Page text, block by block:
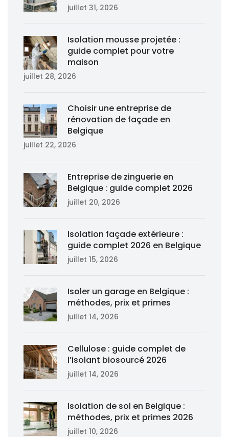
juillet 31, 2026
Isolation mousse projetée :
guide complet pour votre
maison
juillet 28, 2026
Choisir une entreprise de
rénovation de façade en
Belgique
juillet 22, 2026
Entreprise de zinguerie en
Belgique : guide complet 2026
juillet 20, 2026
Isolation façade extérieure :
guide complet 2026 en Belgique
juillet 15, 2026
Isoler un garage en Belgique :
méthodes, prix et primes
juillet 14, 2026
Cellulose : guide complet de
l’isolant biosourcé 2026
juillet 14, 2026
Isolation de sol en Belgique :
méthodes, prix et primes 2026
juillet 10, 2026